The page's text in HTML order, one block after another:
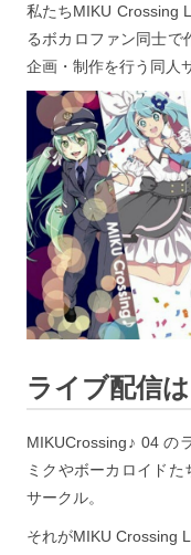
私たちMIKU Crossing
るボカロファン同士で
企画・制作を行う同人
ライブ配信
MIKUCrossing♪ 04 の
ミクやボーカロイド
サークル。
それがMIKU Crossing